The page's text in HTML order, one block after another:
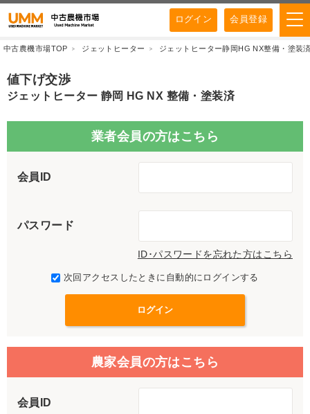
ログイン 会員登録
中古農機市場TOP ジェットヒーター ジェットヒーター静岡HG NX整備・塗装
値下げ交渉
ジェットヒーター 静岡 HG NX 整備・塗装済
業者会員の方はこちら
会員ID
パスワード
ID･パスワードを忘れた方はこちら
次回アクセスしたときに自動的にログインする
農家会員の方はこちら
会員ID